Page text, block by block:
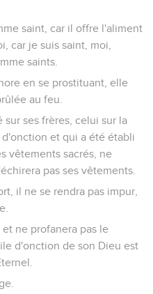
saint, car il offre l'aliment
car je suis saint, moi,
saints.
en se prostituant, elle
au feu.
sur ses frères, celui sur la
et qui a été établi
vêtements sacrés, ne
pas ses vêtements.
il ne se rendra pas impur,
ne profanera pas le
d'onction de son Dieu est